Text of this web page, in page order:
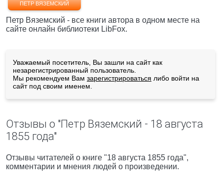
ПЕТР ВЯЗЕМСКИЙ
Петр Вяземский - все книги автора в одном месте на
сайте онлайн библиотеки LibFox.
Уважаемый посетитель, Вы зашли на сайт как
незарегистрированный пользователь.
Мы рекомендуем Вам зарегистрироваться либо войти на
сайт под своим именем.
Отзывы о "Петр Вяземский - 18 августа
1855 года"
Отзывы читателей о книге "18 августа 1855 года",
комментарии и мнения людей о произведении.